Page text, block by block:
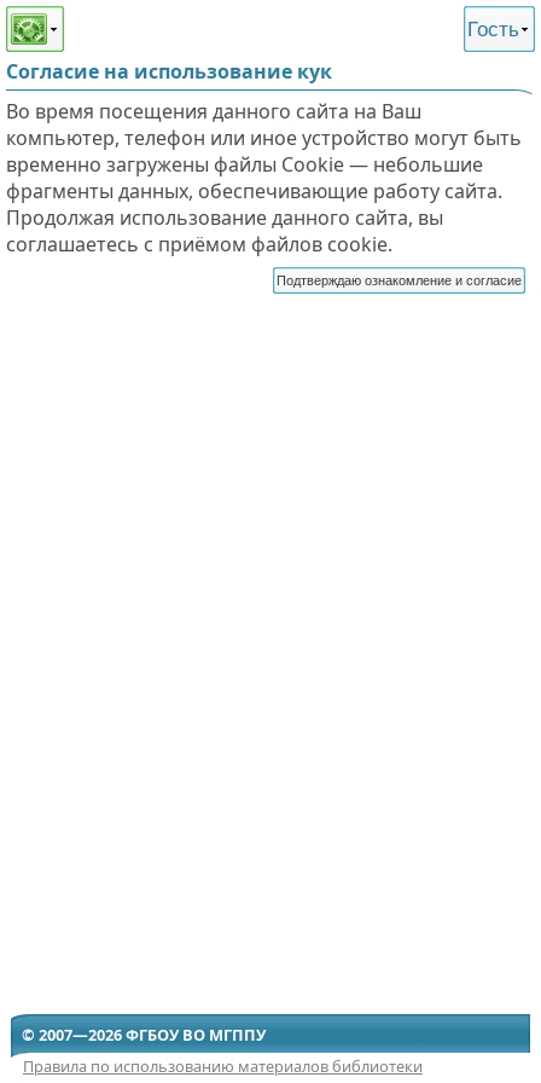
Этот сайт поддерживает
слабовидящих
Гость
Согласие на использование кук
Во время посещения данного сайта на Ваш
компьютер, телефон или иное устройство могут быть
временно загружены файлы Cookie — небольшие
фрагменты данных, обеспечивающие работу сайта.
Продолжая использование данного сайта, вы
соглашаетесь с приёмом файлов cookie.
Подтверждаю ознакомление и согласие
© 2007—2026 ФГБОУ ВО МГППУ
Правила по использованию материалов библиотеки